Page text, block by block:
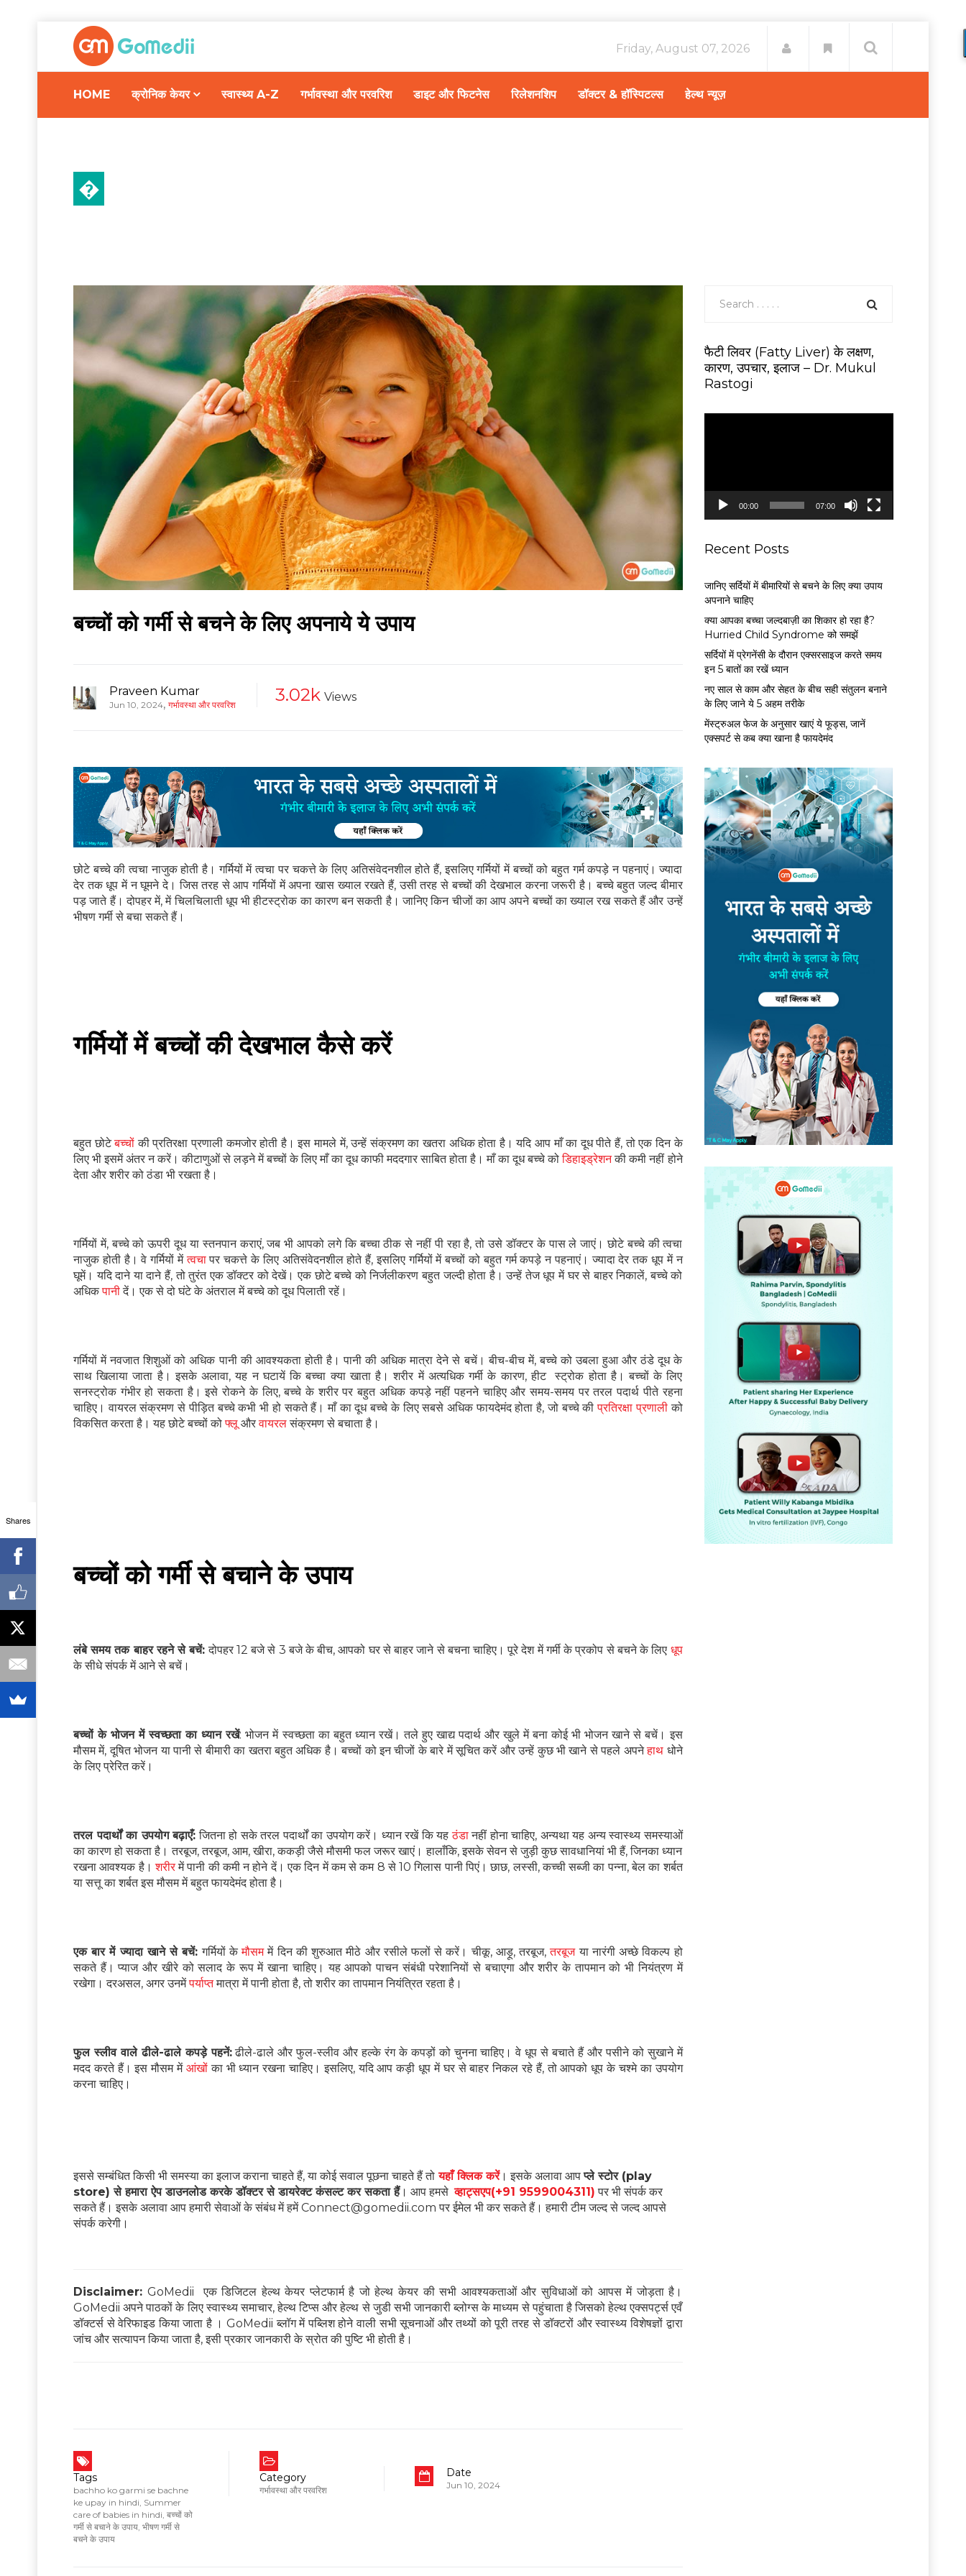
Friday, August 07, 2026
HOME क्रोनिक केयर स्वास्थ्य A-Z गर्भावस्था और परवरिश डाइट और फिटनेस रिलेशनशिप डॉक्टर & हॉस्पिटल्स हेल्थ न्यूज़
�
बच्चों को गर्मी से बचने के लिए अपनाये ये उपाय
Praveen Kumar
Jun 10, 2024, गर्भावस्था और परवरिश 3.02k Views
छोटे बच्चे की त्वचा नाजुक होती है। गर्मियों में त्वचा पर चकत्ते के लिए अतिसंवेदनशील होते हैं, इसलिए गर्मियों में बच्चों को बहुत गर्म कपड़े न पहनाएं। ज्यादा
देर तक धूप में न घूमने दे। जिस तरह से आप गर्मियों में अपना खास ख्याल रखते हैं, उसी तरह से बच्चों की देखभाल करना जरूरी है। बच्चे बहुत जल्द बीमार
पड़ जाते हैं। दोपहर में, में चिलचिलाती धूप भी हीटस्ट्रोक का कारण बन सकती है। जानिए किन चीजों का आप अपने बच्चों का ख्याल रख सकते हैं और उन्हें
भीषण गर्मी से बचा सकते हैं।
गर्मियों में बच्चों की देखभाल कैसे करें
बहुत छोटेबच्चों की प्रतिरक्षा प्रणाली कमजोर होती है। इस मामले में, उन्हें संक्रमण का खतरा अधिक होता है। यदि आप माँ का दूध पीते हैं, तो एक दिन के
लिए भी इसमें अंतर न करें। कीटाणुओं से लड़ने में बच्चों के लिए माँ का दूध काफी मददगार साबित होता है। माँ का दूध बच्चे कोडिहाइड्रेशनकी कमी नहीं होने
देता और शरीर को ठंडा भी रखता है।
गर्मियों में, बच्चे को ऊपरी दूध या स्तनपान कराएं, जब भी आपको लगे कि बच्चा ठीक से नहीं पी रहा है, तो उसे डॉक्टर के पास ले जाएं। छोटे बच्चे की त्वचा
नाजुक होती है। वे गर्मियों मेंत्वचापर चकत्ते के लिए अतिसंवेदनशील होते हैं, इसलिए गर्मियों में बच्चों को बहुत गर्म कपड़े न पहनाएं। ज्यादा देर तक धूप में न
घूमें। यदि दाने या दाने हैं, तो तुरंत एक डॉक्टर को देखें। एक छोटे बच्चे को निर्जलीकरण बहुत जल्दी होता है। उन्हें तेज धूप में घर से बाहर निकालें, बच्चे को
अधिकपानीदें। एक से दो घंटे के अंतराल में बच्चे को दूध पिलाती रहें।
गर्मियों में नवजात शिशुओं को अधिक पानी की आवश्यकता होती है। पानी की अधिक मात्रा देने से बचें। बीच-बीच में, बच्चे को उबला हुआ और ठंडे दूध के
साथ खिलाया जाता है। इसके अलावा, यह न घटायें कि बच्चा क्या खाता है। शरीर में अत्यधिक गर्मी के कारण, हीट स्ट्रोक होता है। बच्चों के लिए
सनस्ट्रोक गंभीर हो सकता है। इसे रोकने के लिए, बच्चे के शरीर पर बहुत अधिक कपड़े नहीं पहनने चाहिए और समय-समय पर तरल पदार्थ पीते रहना
चाहिए। वायरल संक्रमण से पीड़ित बच्चे कभी भी हो सकते हैं। माँ का दूध बच्चे के लिए सबसे अधिक फायदेमंद होता है, जो बच्चे की प्रतिरक्षा प्रणालीको
विकसित करता है। यह छोटे बच्चों कोफ्लूऔरवायरलसंक्रमण से बचाता है।
बच्चों को गर्मी से बचाने के उपाय
लंबे समय तक बाहर रहने से बचें: दोपहर 12 बजे से 3 बजे के बीच, आपको घर से बाहर जाने से बचना चाहिए। पूरे देश में गर्मी के प्रकोप से बचने के लिए धूप
के सीधे संपर्क में आने से बचें।
बच्चों के भोजन में स्वच्छता का ध्यान रखें: भोजन में स्वच्छता का बहुत ध्यान रखें। तले हुए खाद्य पदार्थ और खुले में बना कोई भी भोजन खाने से बचें। इस
मौसम में, दूषित भोजन या पानी से बीमारी का खतरा बहुत अधिक है। बच्चों को इन चीजों के बारे में सूचित करें और उन्हें कुछ भी खाने से पहले अपनेहाथ धोने
के लिए प्रेरित करें।
तरल पदार्थों का उपयोग बढ़ाएँ: जितना हो सके तरल पदार्थों का उपयोग करें। ध्यान रखें कि यहठंडानहीं होना चाहिए, अन्यथा यह अन्य स्वास्थ्य समस्याओं
का कारण हो सकता है। तरबूज, तरबूज, आम, खीरा, ककड़ी जैसे मौसमी फल जरूर खाएं। हालाँकि, इसके सेवन से जुड़ी कुछ सावधानियां भी हैं, जिनका ध्यान
रखना आवश्यक है।शरीरमें पानी की कमी न होने दें। एक दिन में कम से कम 8 से 10 गिलास पानी पिएं। छाछ, लस्सी, कच्ची सब्जी का पन्ना, बेल का शर्बत
या सत्तू का शर्बत इस मौसम में बहुत फायदेमंद होता है।
एक बार में ज्यादा खाने से बचें: गर्मियों केमौसममें दिन की शुरुआत मीठे और रसीले फलों से करें। चीकू, आड़ू, तरबूज,तरबूजया नारंगी अच्छे विकल्प हो
सकते हैं। प्याज और खीरे को सलाद के रूप में खाना चाहिए। यह आपको पाचन संबंधी परेशानियों से बचाएगा और शरीर के तापमान को भी नियंत्रण में
रखेगा। दरअसल, अगर उनमेंपर्याप्तमात्रा में पानी होता है, तो शरीर का तापमान नियंत्रित रहता है।
फुल स्लीव वाले ढीले-ढाले कपड़े पहनें:ढीले-ढाले और फुल-स्लीव और हल्के रंग के कपड़ों को चुनना चाहिए। वे धूप से बचाते हैं और पसीने को सुखाने में
मदद करते हैं। इस मौसम में आंखोंका भी ध्यान रखना चाहिए। इसलिए, यदि आप कड़ी धूप में घर से बाहर निकल रहे हैं, तो आपको धूप के चश्मे का उपयोग
करना चाहिए।
इससे सम्बंधित किसी भी समस्या का इलाज कराना चाहते हैं, या कोई सवाल पूछना चाहते हैं तो यहाँ क्लिक करें। इसके अलावा आपप्ले स्टोर (play
store) से हमारा ऐप डाउनलोड करके डॉक्टर से डायरेक्ट कंसल्ट कर सकता हैं। आप हमसेव्हाट्सएप(+91 9599004311) पर भी संपर्क कर
सकते हैं। इसके अलावा आप हमारी सेवाओं के संबंध में हमें Connect@gomedii.com पर ईमेल भी कर सकते हैं। हमारी टीम जल्द से जल्द आपसे
संपर्क करेगी।
Disclaimer: GoMedii एक डिजिटल हेल्थ केयर प्लेटफार्म है जो हेल्थ केयर की सभी आवश्यकताओं और सुविधाओं को आपस में जोड़ता है।
GoMedii अपने पाठकों के लिए स्वास्थ्य समाचार, हेल्थ टिप्स और हेल्थ से जुडी सभी जानकारी ब्लोग्स के माध्यम से पहुंचाता है जिसको हेल्थ एक्सपर्ट्स एवँ
डॉक्टर्स से वेरिफाइड किया जाता है । GoMedii ब्लॉग में पब्लिश होने वाली सभी सूचनाओं और तथ्यों को पूरी तरह से डॉक्टरों और स्वास्थ्य विशेषज्ञों द्वारा
जांच और सत्यापन किया जाता है, इसी प्रकार जानकारी के स्रोत की पुष्टि भी होती है।
Tags
bachho ko garmi se bachne
ke upay in hindi, Summer
care of babies in hindi, बच्चों को
गर्मी से बचाने के उपाय, भीषण गर्मी से
बचने के उपाय
Category
गर्भावस्था और परवरिश
Date
Jun 10, 2024
फैटी लिवर (Fatty Liver) के लक्षण,
कारण, उपचार, इलाज – Dr. Mukul
Rastogi
y
00:00 07:00
Recent Posts
जानिए सर्दियों में बीमारियों से बचने के लिए क्या उपाय
अपनाने चाहिए
क्या आपका बच्चा जल्दबाज़ी का शिकार हो रहा है?
Hurried Child Syndrome को समझें
सर्द‍ियों में प्रेगनेंसी के दौरान एक्सरसाइज करते समय
इन 5 बातों का रखें ध्यान
नए साल से काम और सेहत के बीच सही संतुलन बनाने
के लिए जाने ये 5 अहम तरीके
मेंस्ट्रुअल फेज के अनुसार खाएं ये फूड्स, जानें
एक्सपर्ट से कब क्या खाना है फायदेमंद
Shares